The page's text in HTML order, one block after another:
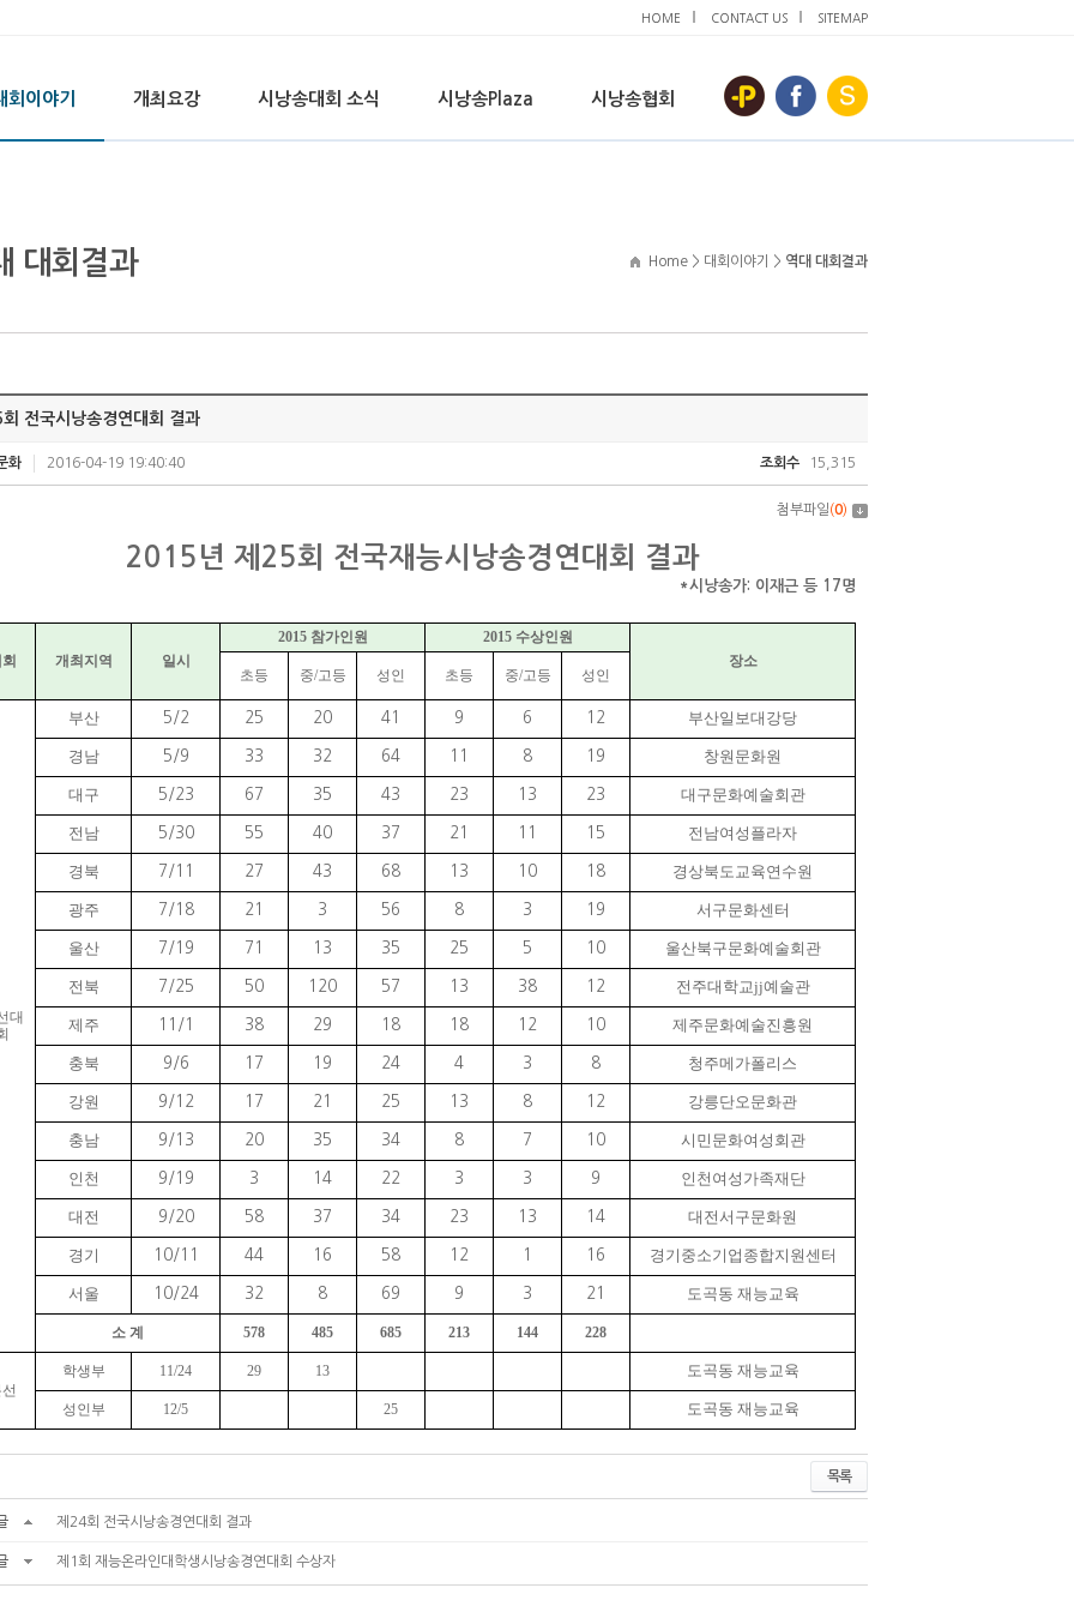
HOME CONTACT US SITEMAP
회이야기 개최요강 시낭송대회 소식 시낭송Plaza 시낭송협회
대회결과 Home > 대회이야기 > 역대 대회결과
전국시낭송경연대회 결과
화 2016-04-19 19:40:40 조회수 15,315
첨부파일(0)
2015년 제25회 전국재능시낭송경연대회 결과
*시낭송가: 이재근 등 17명
개최지역 일시
2015 참가인원
2015 수상인원
장소
초등
중/고등 성인 초등 중/고등 성인
대
부산 5/2 25 20 41 9 6 12 부산일보대강당
경남 5/9 33 32 64 11 8 19 창원문화원
대구 5/23 67 35 43 23 13 23 대구문화예술회관
전남 5/30 55 40 37 21 11 15 전남여성플라자
경북 7/11 27 43 68 13 10 18 경상북도교육연수원
광주 7/18 21 3 56 8 3 19 서구문화센터
울산 7/19 71 13 35 25 5 10 울산북구문화예술회관
전북 7/25 50 120 57 13 38 12 전주대학교jj예술관
제주 11/1 38 29 18 18 12 10 제주문화예술진흥원
충북 9/6 17 19 24 4 3 8 청주메가폴리스
강원 9/12 17 21 25 13 8 12 강릉단오문화관
충남 9/13 20 35 34 8 7 10 시민문화여성회관
인천 9/19 3 14 22 3 3 9 인천여성가족재단
대전 9/20 58 37 34 23 13 14 대전서구문화원
경기 10/11 44 16 58 12 1 16 경기중소기업종합지원센터
서울 10/24 32 8 69 9 3 21 도곡동 재능교육
소 계 578 485 685 213 144 228
학생부 11/24 29 13 도곡동 재능교육
성인부 12/5 25 도곡동 재능교육
목록
제24회 전국시낭송경연대회 결과
제1회 재능온라인대학생시낭송경연대회 수상자